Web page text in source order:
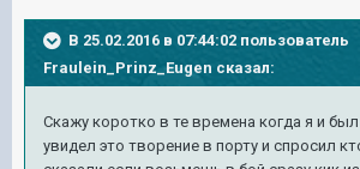
В 25.02.2016 в 07:44:02 пользователь
Fraulein_Prinz_Eugen сказал:
Скажу коротко в те времена когда я и
увидел это творение в порту и спросил